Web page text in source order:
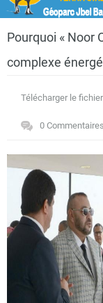
Close
Actualités
Circuits touristiques
Tourisme
Pourquoi « Noor
complexe
Télécharger le fichier
0 Commentaires